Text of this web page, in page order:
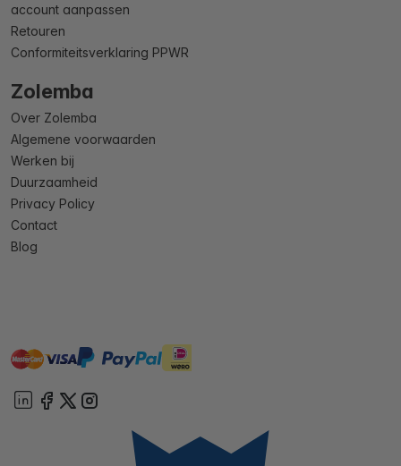
account aanpassen
Retouren
Conformiteitsverklaring PPWR
Zolemba
Over Zolemba
Algemene voorwaarden
Werken bij
Duurzaamheid
Privacy Policy
Contact
Blog
mastervisa paypal ideal